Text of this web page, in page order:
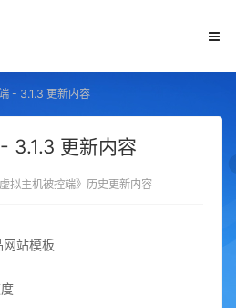
- 3.1.3 更新内容
3.1.3 更新内容
拟主机被控端》历史更新内容
站模板